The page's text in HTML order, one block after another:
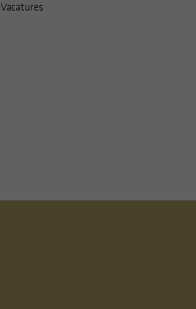
Vacatures